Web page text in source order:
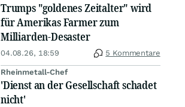
Trumps "goldenes Zeitalter" wird
für Amerikas Farmer zum
Milliarden-Desaster
04.08.26, 18:59 5 Kommentare
Rheinmetall-Chef
'Dienst an der Gesellschaft schadet
nicht'